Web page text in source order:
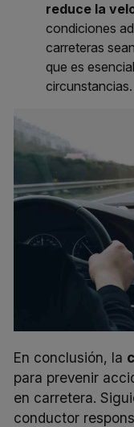
reduce la
condiciones
carreteras
que es
circunstancias.
En conclusión, la
para prevenir
en carretera.
conductor